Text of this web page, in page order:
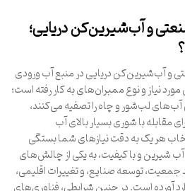
و آب‌شیرین‌کن دریایی؛
آب‌شیرین‌کن دریایی در منبع آب ورودی
نیاز و نوع ممبران‌های به کار رفته است؛
لب‌شور و چاه را تصفیه می‌کنند،
با شوری بسیار بالای آب
هر یک به دقت نیازهای شما بستگی
آب شیرین و با کیفیت، به یکی از چالش‌های
توسعه صنایع، و تغییرات اقلیمی،